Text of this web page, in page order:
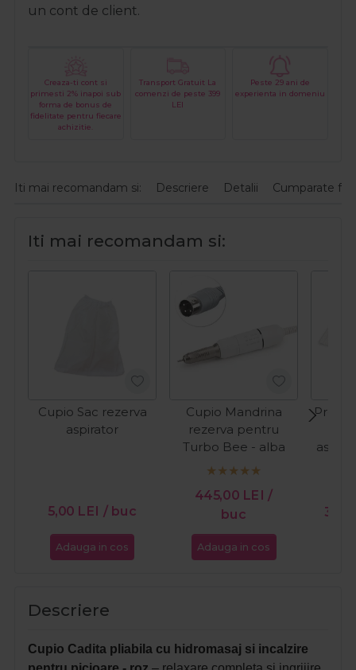
un cont de client.
Creaza-ti cont si
primesti 2% inapoi sub
forma de bonus de
fidelitate pentru fiecare
achizitie.
Transport Gratuit La
comenzi de peste 399
LEI
Peste 29 ani de
experienta in domeniu
Iti mai recomandam si: Descriere Detalii Cumparate
Iti mai recomandam si:
Cupio Sac rezerva
aspirator
5,00 LEI / buc
Adauga in cos
Cupio Mandrina
rezerva pentru
Turbo Bee - alba
445,00 LEI /
buc
Adauga in cos
Descriere
Cupio Cadita pliabila cu hidromasaj si incalzire